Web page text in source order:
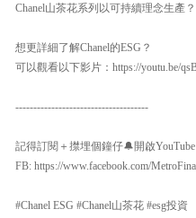
Chanel山茶花系列以可持續理念生產？
想更詳細了解Chanel的ESG？
可以觀看以下影片：https://youtu.be/
-------------------------------------
記得訂閱＋㩒埋個鐘仔🔔開啟
FB: https://www.facebook.com/
#Chanel ESG #Chanel山茶花 #esg投資